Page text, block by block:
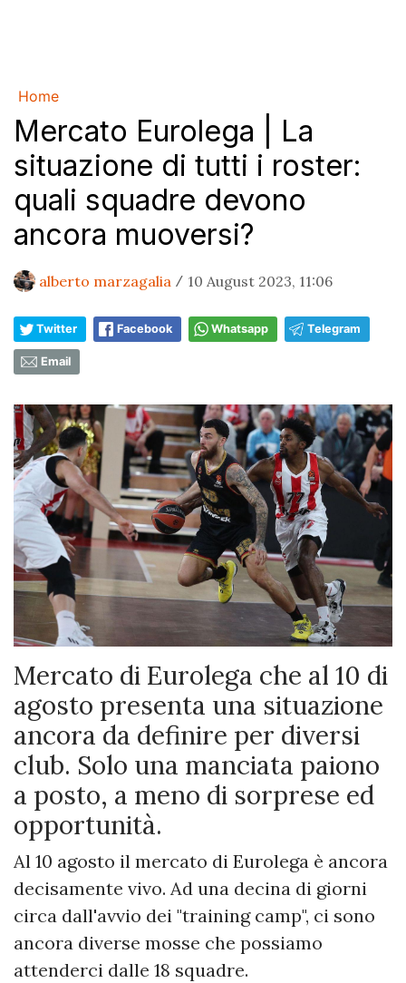
Home
Mercato Eurolega | La
situazione di tutti i roster:
quali squadre devono
ancora muoversi?
alberto marzagalia / 10 August 2023, 11:06
Twitter Facebook Whatsapp Telegram
Email
Mercato di Eurolega che al 10 di
agosto presenta una situazione
ancora da definire per diversi
club. Solo una manciata paiono
a posto, a meno di sorprese ed
opportunità.
Al 10 agosto il mercato di Eurolega è ancora
decisamente vivo. Ad una decina di giorni
circa dall'avvio dei "training camp", ci sono
ancora diverse mosse che possiamo
attenderci dalle 18 squadre.